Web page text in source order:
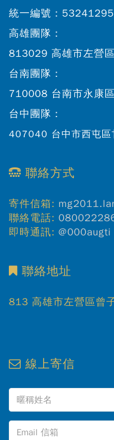
統一編號： 53241295
高雄團隊：
813029 高雄市左營
台南團隊：
710008 台南市永康
台中團隊：
407040 台中市西屯
聯絡方式
寄件信箱:
聯絡電話:
即時通訊: @000augti
聯絡地址
813 高雄市左營區曾
線上寄信